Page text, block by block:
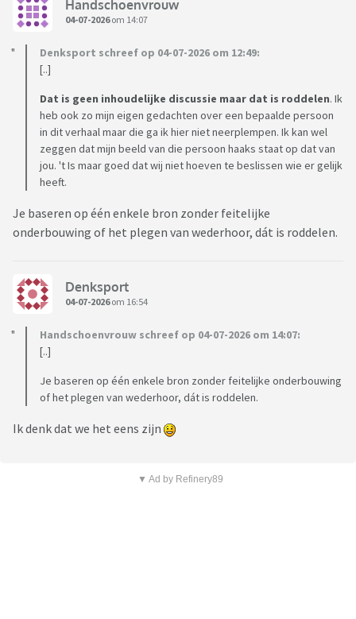
Handschoenvrouw
04-07-2026om 14:07
Denksport schreef op 04-07-2026 om 12:49:
[..]
Dat is geen inhoudelijke discussie maar dat is roddelen. Ik
heb ook zo mijn eigen gedachten over een bepaalde persoon
in dit verhaal maar die ga ik hier niet neerplempen. Ik kan wel
zeggen dat mijn beeld van die persoon haaks staat op dat van
jou. 't Is maar goed dat wij niet hoeven te beslissen wie er gelijk
heeft.
Je baseren op één enkele bron zonder feitelijke
onderbouwing of het plegen van wederhoor, dát is roddelen.
Denksport
04-07-2026om 16:54
Handschoenvrouw schreef op 04-07-2026 om 14:07:
[..]
Je baseren op één enkele bron zonder feitelijke onderbouwing
of het plegen van wederhoor, dát is roddelen.
Ik denk dat we het eens zijn
▼ Ad by Refinery89